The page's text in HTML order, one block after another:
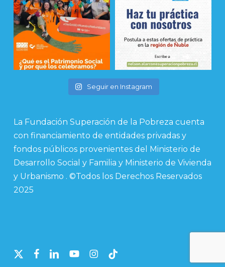
Seguir en Instagram
La Fundación Superación de la Pobreza cuenta
con financiamiento de entidades privadas y
fondos públicos provenientes del Ministerio de
Desarrollo Social y Familia y Ministerio de Vivienda
y Urbanismo . ©Todos los Derechos Reservados
2025
x-
facebooklinkedinyoutubeinstagram
tiktok